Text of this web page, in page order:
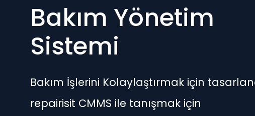
Bakım Yönetim
Sistemi
Bakım İşlerini Kolaylaştırmak için
repairisit CMMS ile tanışmak için